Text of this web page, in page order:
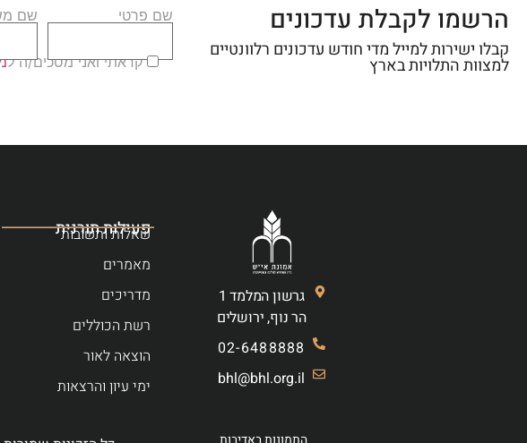
הרשמו לקבלת עדכונים
קבלו ישירות למייל מדי חודש עדכונים רלוונטיים
למצוות התלויות בארץ
שם פרטי שם
קראתי ואני מסכים/ה ל
גרשון המלמד 1
הר נוף, ירושלים
02-6488888
bhl@bhl.org.il
פעילות תורנית
שאלות ותשובות
מאמרים
מדריכים
רשת הכוללים
הוצאה לאור
ימי עיון והרצאות